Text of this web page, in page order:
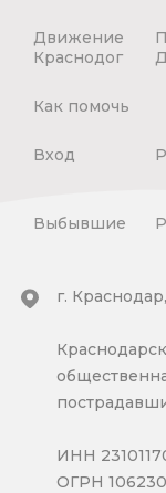
Движение
Краснодог
Как помочь
Вход
Выбывшие
г.
ИНН
ОГРН